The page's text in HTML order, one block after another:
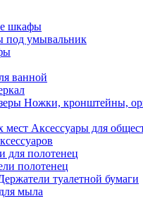
шкафы
под умывальник
ванной
Ножки, кронштейны,
Аксессуары для
для полотенец
полотенец
туалетной бумаги
мыла